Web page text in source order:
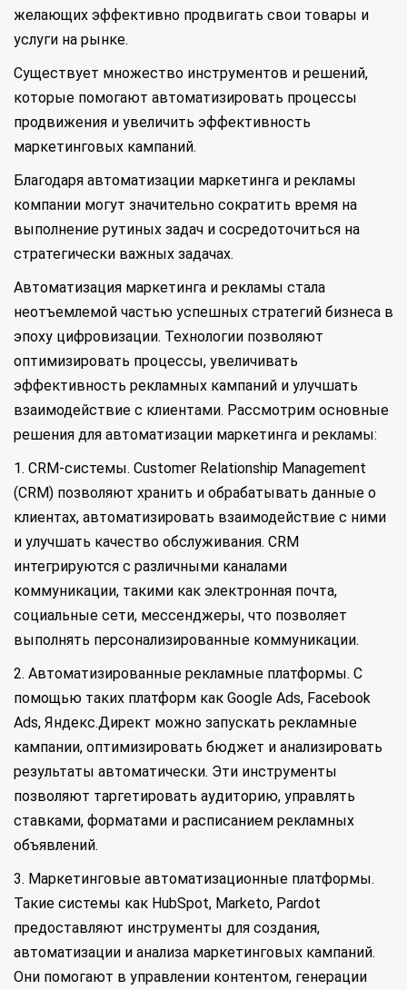
желающих эффективно продвигать свои товары и
услуги на рынке.
Существует множество инструментов и решений,
которые помогают автоматизировать процессы
продвижения и увеличить эффективность
маркетинговых кампаний.
Благодаря автоматизации маркетинга и рекламы
компании могут значительно сократить время на
выполнение рутиных задач и сосредоточиться на
стратегически важных задачах.
Автоматизация маркетинга и рекламы стала
неотъемлемой частью успешных стратегий бизнеса в
эпоху цифровизации. Технологии позволяют
оптимизировать процессы, увеличивать
эффективность рекламных кампаний и улучшать
взаимодействие с клиентами. Рассмотрим основные
решения для автоматизации маркетинга и рекламы:
1. CRM-системы. Customer Relationship Management
(CRM) позволяют хранить и обрабатывать данные о
клиентах, автоматизировать взаимодействие с ними
и улучшать качество обслуживания. CRM
интегрируются с различными каналами
коммуникации, такими как электронная почта,
социальные сети, мессенджеры, что позволяет
выполнять персонализированные коммуникации.
2. Автоматизированные рекламные платформы. С
помощью таких платформ как Google Ads, Facebook
Ads, Яндекс.Директ можно запускать рекламные
кампании, оптимизировать бюджет и анализировать
результаты автоматически. Эти инструменты
позволяют таргетировать аудиторию, управлять
ставками, форматами и расписанием рекламных
объявлений.
3. Маркетинговые автоматизационные платформы.
Такие системы как HubSpot, Marketo, Pardot
предоставляют инструменты для создания,
автоматизации и анализа маркетинговых кампаний.
Они помогают в управлении контентом, генерации